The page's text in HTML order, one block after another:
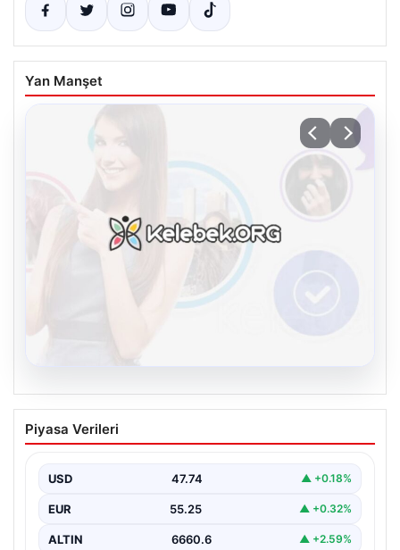
Yan Manşet
Kelebek.Org İle Sanal İletişimin Seviyeli
Adresi Ve Sohbet Deneyimi
sağlaması ciddi bir önem taşımaktadır. Günümüzde
çeşitli…
Piyasa Verileri
USD 47.74 ▲ +0.18%
EUR 55.25 ▲ +0.32%
ALTIN 6660.6 ▲ +2.59%